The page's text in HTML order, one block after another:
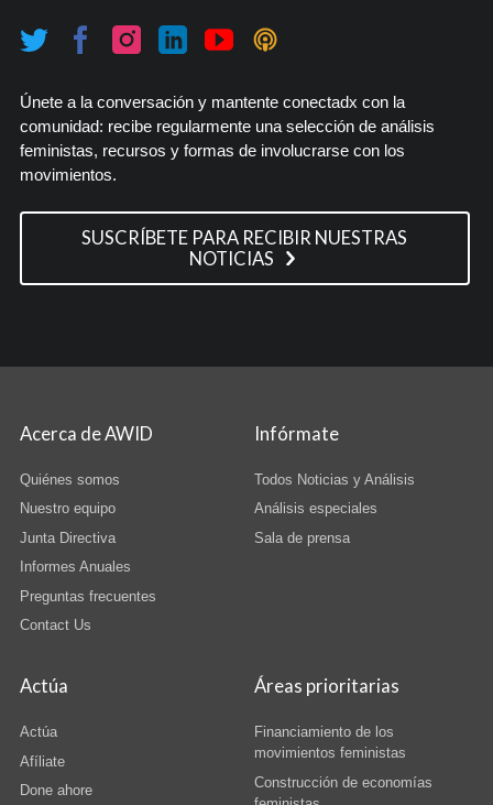
Únete a la conversación y mantente conectadx con la
comunidad: recibe regularmente una selección de análisis
feministas, recursos y formas de involucrarse con los
movimientos.
SUSCRÍBETE PARA RECIBIR NUESTRAS
NOTICIAS
Acerca de AWID
Quiénes somos
Nuestro equipo
Junta Directiva
Informes Anuales
Preguntas frecuentes
Contact Us
Infórmate
Todos Noticias y Análisis
Análisis especiales
Sala de prensa
Actúa
Actúa
Afíliate
Done ahore
Áreas prioritarias
Financiamiento de los
movimientos feministas
Construcción de economías